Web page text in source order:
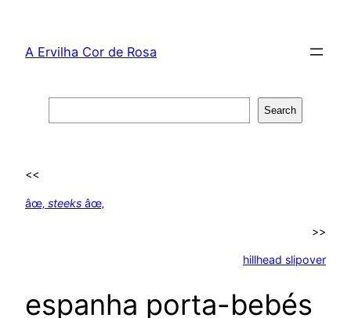
content
A Ervilha Cor de Rosa
Search
<<
âœ‚ steeks âœ‚
>>
hillhead slipover
espanha porta-bebés